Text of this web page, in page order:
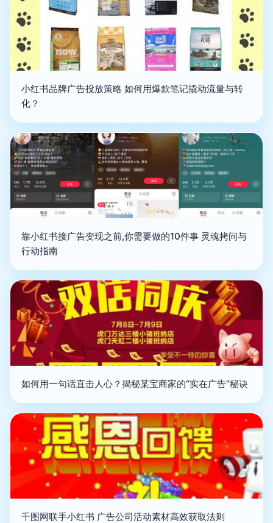
小红书品牌广告投放策略 如何用爆款笔记撬动流量与转
化？
靠小红书接广告变现之前,你需要做的10件事 灵魂拷问与
行动指南
如何用一句话直击人心？揭秘某宝商家的“实在广告”秘诀
千图网联手小红书 广告公司活动素材高效获取法则